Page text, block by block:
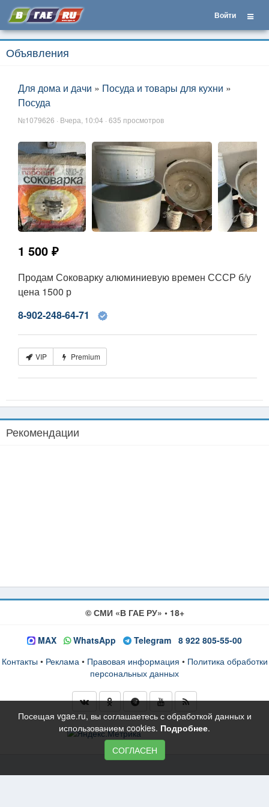
Войти
Объявления
Для дома и дачи » Посуда и товары для кухни »
Посуда
№1079626 · Вчера, 10:04 · 635 просмотров
1 500 ₽
Продам Соковарку алюминиевую времен СССР б/у
цена 1500 р
8-902-248-64-71
VIP Premium
Рекомендации
© СМИ «В ГАЕ РУ» • 18+
MAX WhatsApp Telegram 8 922 805-55-00
Контакты • Реклама• Правовая информация • Политика обработки
персональных данных
Посещая vgae.ru, вы соглашаетесь с обработкой данных и
использованием cookies. Подробнее.
СОГЛАСЕН